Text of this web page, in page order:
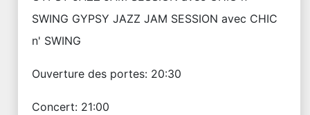
SWING GYPSY JAZZ JAM SESSION avec CHIC
n' SWING
Ouverture des portes: 20:30
Concert: 21:00